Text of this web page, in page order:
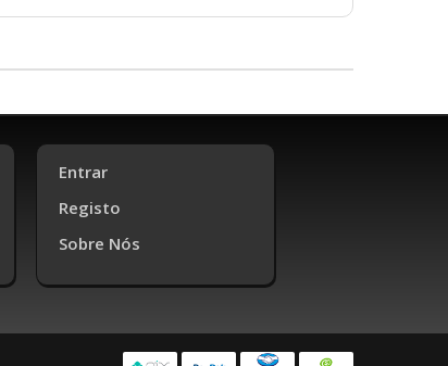
Entrar
Registo
Sobre Nós